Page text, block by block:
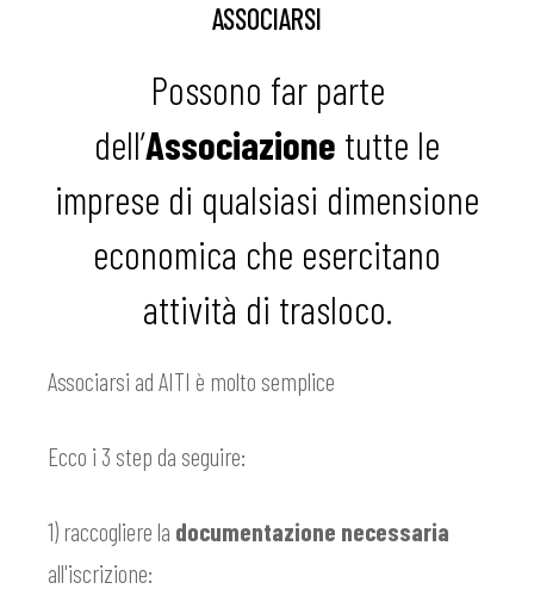
ASSOCIARSI
Possono far parte
dell’Associazione tutte le
imprese di qualsiasi dimensione
economica che esercitano
attività di trasloco.
Associarsi ad AITI è molto semplice
Ecco i 3 step da seguire:
1) raccogliere la documentazione necessaria
all'iscrizione: